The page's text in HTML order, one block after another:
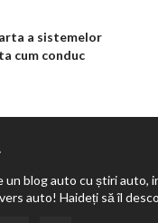
a sistemelor
cum conduc
blog auto cu știri auto,
auto! Haideți să îl